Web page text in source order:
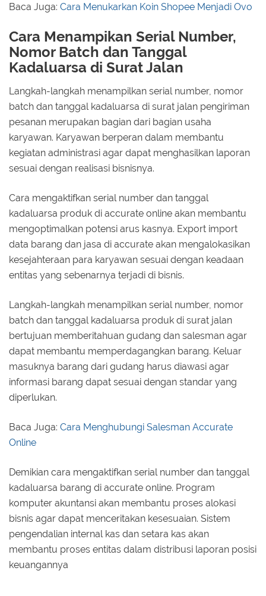
Baca Juga: Cara Menukarkan Koin Shopee Menjadi Ovo
Cara Menampikan Serial Number,
Nomor Batch dan Tanggal
Kadaluarsa di Surat Jalan
Langkah-langkah menampilkan serial number, nomor
batch dan tanggal kadaluarsa di surat jalan pengiriman
pesanan merupakan bagian dari bagian usaha
karyawan. Karyawan berperan dalam membantu
kegiatan administrasi agar dapat menghasilkan laporan
sesuai dengan realisasi bisnisnya.
Cara mengaktifkan serial number dan tanggal
kadaluarsa produk di accurate online akan membantu
mengoptimalkan potensi arus kasnya. Export import
data barang dan jasa di accurate akan mengalokasikan
kesejahteraan para karyawan sesuai dengan keadaan
entitas yang sebenarnya terjadi di bisnis.
Langkah-langkah menampilkan serial number, nomor
batch dan tanggal kadaluarsa produk di surat jalan
bertujuan memberitahuan gudang dan salesman agar
dapat membantu memperdagangkan barang. Keluar
masuknya barang dari gudang harus diawasi agar
informasi barang dapat sesuai dengan standar yang
diperlukan.
Baca Juga: Cara Menghubungi Salesman Accurate
Online
Demikian cara mengaktifkan serial number dan tanggal
kadaluarsa barang di accurate online. Program
komputer akuntansi akan membantu proses alokasi
bisnis agar dapat menceritakan kesesuaian. Sistem
pengendalian internal kas dan setara kas akan
membantu proses entitas dalam distribusi laporan posisi
keuangannya